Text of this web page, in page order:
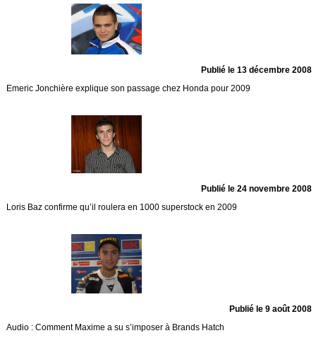
Publié le 13 décembre 2008
Emeric Jonchière explique son passage chez Honda pour 2009
Publié le 24 novembre 2008
Loris Baz confirme qu’il roulera en 1000 superstock en 2009
Publié le 9 août 2008
Audio : Comment Maxime a su s’imposer à Brands Hatch